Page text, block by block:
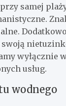
samej
usług.
wodnego